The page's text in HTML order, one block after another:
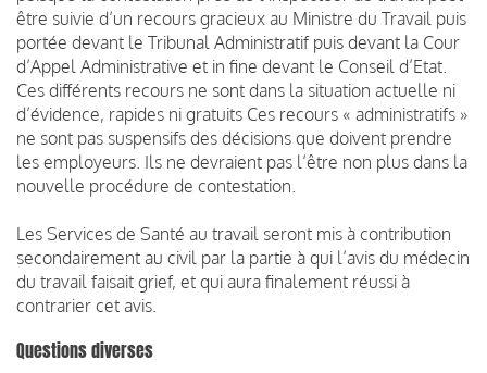
être suivie d’un recours gracieux au Ministre du Travail puis
portée devant le Tribunal Administratif puis devant la Cour
d’Appel Administrative et in fine devant le Conseil d’Etat.
Ces différents recours ne sont dans la situation actuelle ni
d’évidence, rapides ni gratuits Ces recours « administratifs »
ne sont pas suspensifs des décisions que doivent prendre
les employeurs. Ils ne devraient pas l’être non plus dans la
nouvelle procédure de contestation.
Les Services de Santé au travail seront mis à contribution
secondairement au civil par la partie à qui l’avis du médecin
du travail faisait grief, et qui aura finalement réussi à
contrarier cet avis.
Questions diverses